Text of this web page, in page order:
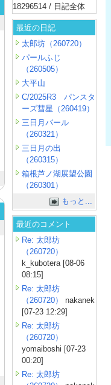
18296514 / 日記全体
最近の日記
太郎坊（260720）
パールふじ
（260505）
大平山
C/2025R3 パンスタ
ーズ彗星（260419）
三日月パール
（260321）
三日月の出
（260315）
箱根芦ノ湖展望公園
（260301）
もっと...
最近のコメント
Re: 太郎坊
（260720）
k_kubotera [08-06
08:15]
Re: 太郎坊
（260720）
nakanek
[07-23 12:29]
Re: 太郎坊
（260720）
yomaiboshi [07-23
00:20]
Re: 太郎坊